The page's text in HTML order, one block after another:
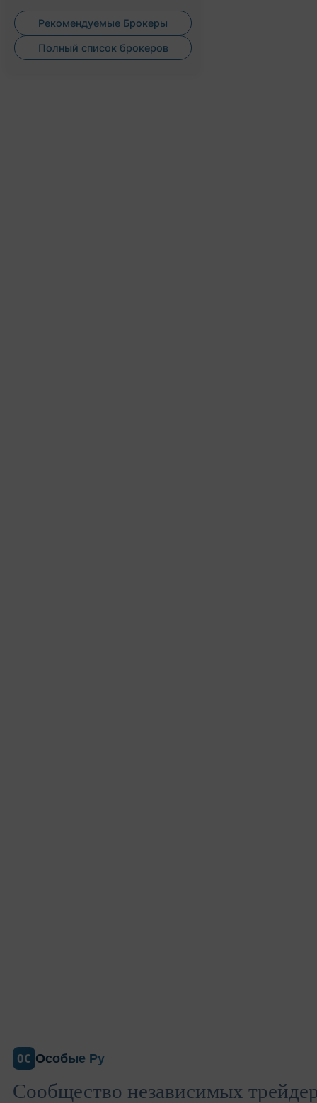
Рекомендуемые Брокеры
Полный список брокеров
ОС Особые Ру
Сообщество независимых